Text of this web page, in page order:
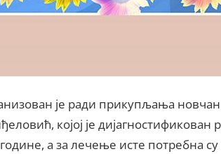
је ради прикупљања
којој је дијагностификован
а за лечење исте потребна